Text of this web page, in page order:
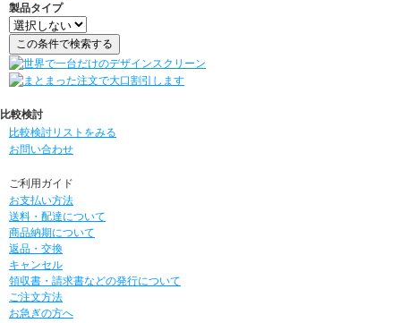
製品タイプ
比較検討
比較検討リストをみる
お問い合わせ
ご利用ガイド
お支払い方法
送料・配達について
商品納期について
返品・交換
キャンセル
領収書・請求書などの発行について
ご注文方法
お急ぎの方へ